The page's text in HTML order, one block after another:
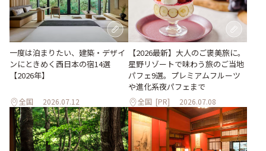
一度は泊まりたい、建築・デザイ
ンにときめく西日本の宿14選
【2026年】
全国 2026.07.12
【2026最新】大人のご褒美旅に。
星野リゾートで味わう旅のご当地
パフェ9選。プレミアムフルーツ
や進化系夜パフェまで
全国 [PR] 2026.07.08